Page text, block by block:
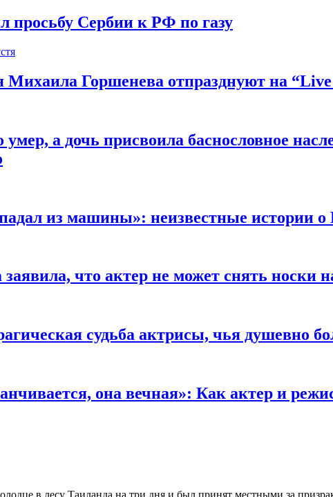
просьбу Сербии к РФ по газу
Михаила Горшенева отпразднуют на
а дочь присвоила баснословное
из машины»: неизвестные истории о
что актер не может снять носки
судьба актрисы, чья душевно
она вечная»: Как актер и
в лесу Таиланда на три дня и был принят местными за